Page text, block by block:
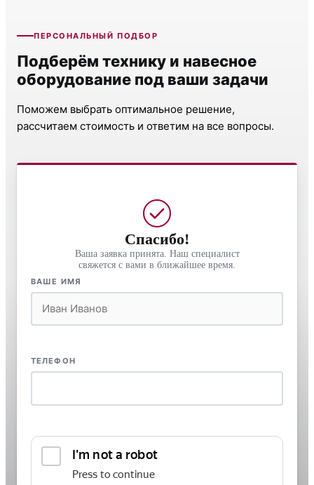
ПЕРСОНАЛЬНЫЙ ПОДБОР
Подберём технику и навесное
оборудование под ваши задачи
Поможем выбрать оптимальное решение,
рассчитаем стоимость и ответим на все вопросы.
Спасибо!
Ваша заявка принята. Наш специалист
свяжется с вами в ближайшее время.
ВАШЕ ИМЯ
ТЕЛЕФОН